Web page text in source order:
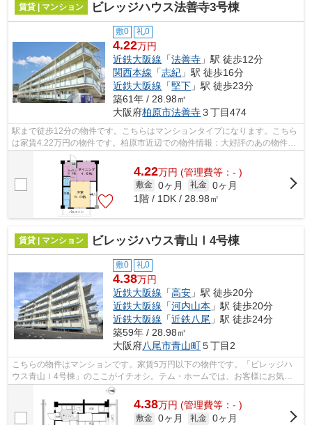
賃貸 | マンション ビレッジハウス法善寺3号棟
敷0 礼0
4.22万円
近鉄大阪線 「法善寺 」駅 徒歩12分
関西本線 「志紀 」駅 徒歩16分
近鉄大阪線 「堅下 」駅 徒歩23分
築61年 / 28.98㎡
大阪府柏原市法善寺３丁目474
駅まで徒歩12分の物件です。こちらはマンションタイプになります。こちら
は家賃4.22万円の物件です。柏原市近辺での物件情報：大好評のあの物件
「ビレッジハウス法善寺3号棟」。柏原市...
4.22万円 (管理費等：- )
敷金 0ヶ月 礼金 0ヶ月
1階 / 1DK / 28.98㎡
賃貸 | マンション ビレッジハウス青山Ⅰ4号棟
敷0 礼0
4.38万円
近鉄大阪線 「高安 」駅 徒歩20分
近鉄大阪線 「河内山本 」駅 徒歩20分
近鉄大阪線 「近鉄八尾 」駅 徒歩24分
築59年 / 28.98㎡
大阪府八尾市青山町５丁目2
こちらの物件はマンションです。家賃5万円以下の物件です。「ビレッジハ
ウス青山Ⅰ4号棟」のここがイチオシ。テム・ホームでは、お客様にお気に
入りの物件を見つけていただけるよう、ス...
4.38万円 (管理費等：- )
敷金 0ヶ月 礼金 0ヶ月